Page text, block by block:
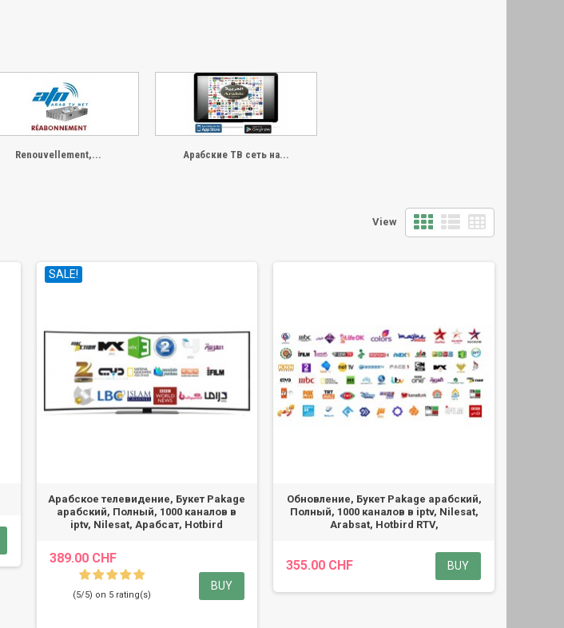
Renouvellement,... Арабские ТВ сеть на...
View
SALE!
Арабское телевидение, Букет Pakage
арабский, Полный, 1000 каналов в
iptv, Nilesat, Арабсат, Hotbird
389.00 CHF
(5/5) on 5 rating(s)
BUY
Обновление, Букет Pakage арабский,
Полный, 1000 каналов в iptv, Nilesat,
Arabsat, Hotbird RTV,
355.00 CHF BUY